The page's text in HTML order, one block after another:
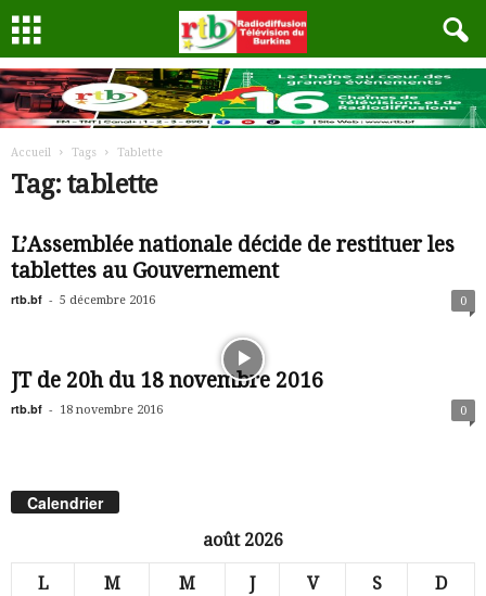
Accueil Tags Tablette
Tag: tablette
L’Assemblée nationale décide de restituer les
tablettes au Gouvernement
rtb.bf - 5 décembre 2016 0
JT de 20h du 18 novembre 2016
rtb.bf - 18 novembre 2016 0
Calendrier
août 2026
L M M J V S D